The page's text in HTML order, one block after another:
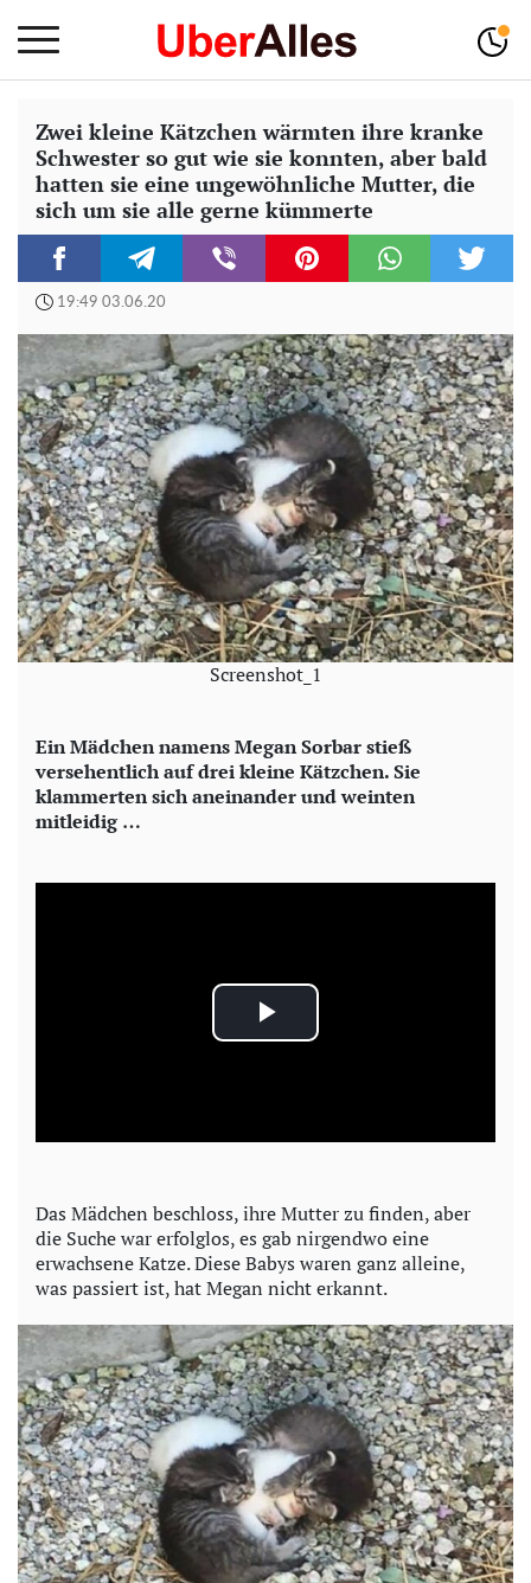
Zwei kleine Kätzchen wärmten ihre kranke
Schwester so gut wie sie konnten, aber bald
hatten sie eine ungewöhnliche Mutter, die
sich um sie alle gerne kümmerte
19:49 03.06.20
Screenshot_1
Ein Mädchen namens Megan Sorbar stieß
versehentlich auf drei kleine Kätzchen. Sie
klammerten sich aneinander und weinten
mitleidig …
P
a
y
V
i
d
e
o
Das Mädchen beschloss, ihre Mutter zu finden, aber
die Suche war erfolglos, es gab nirgendwo eine
erwachsene Katze. Diese Babys waren ganz alleine,
was passiert ist, hat Megan nicht erkannt.